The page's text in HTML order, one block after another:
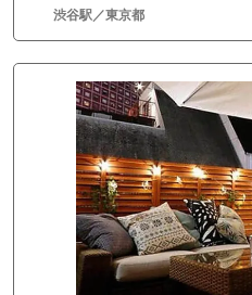
渋谷駅／東京都